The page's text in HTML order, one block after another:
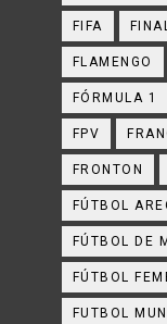
FIFA
FLAMENGO
FÓRMULA 1
FPV
FRONTON
FÚTBOL
FÚTBOL DE
FÚTBOL
FUTBOL